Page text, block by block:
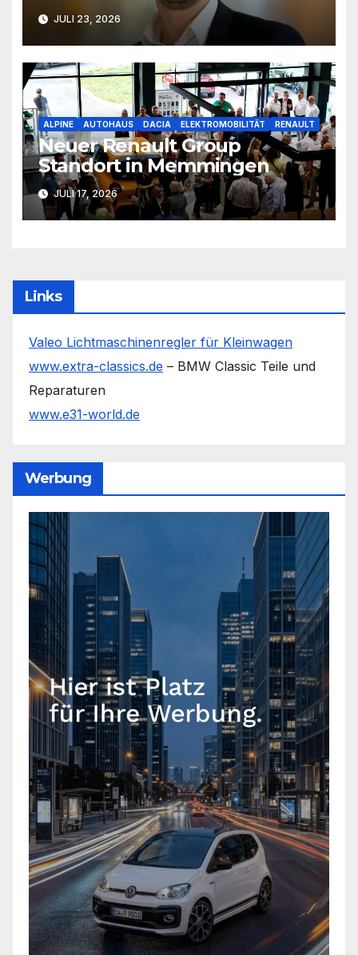
Produktchef
JULI 23, 2026
ALPINE AUTOHAUS DACIA ELEKTROMOBILITÄT RENAULT
Neuer Renault Group
Standort in Memmingen
JULI 17, 2026
Links
Valeo Lichtmaschinenregler für Kleinwagen
www.extra-classics.de – BMW Classic Teile und
Reparaturen
www.e31-world.de
Werbung